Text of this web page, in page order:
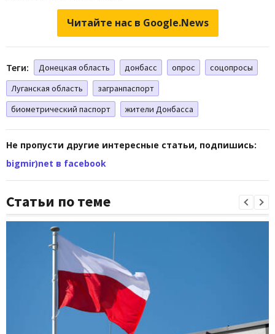
Читайте нас в Google.News
Теги: Донецкая область донбасс опрос
соцопросы
Луганская область
загранпаспорт
биометрический паспорт
жители Донбасса
Не пропусти другие интересные статьи, подпишись:
bigmir)net в facebook
Статьи по теме